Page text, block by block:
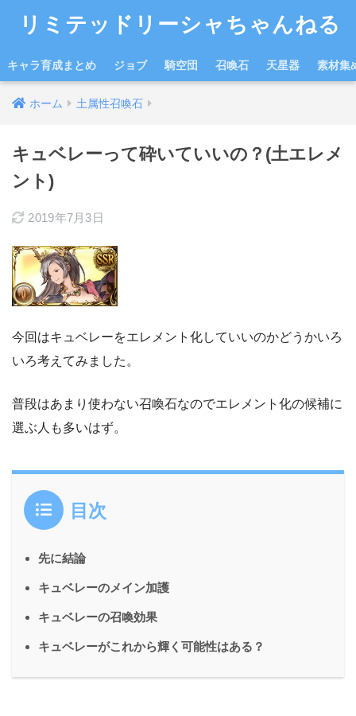
リミテッドリーシャちゃんねる
キャラ育成まとめ ジョブ 騎空団 召喚石 天星器 素材集
ホーム 土属性召喚石
キュベレーって砕いていいの？(土エレメ
ント)
2019年7月3日
今回はキュベレーをエレメント化していいのかどうかいろ
いろ考えてみました。
普段はあまり使わない召喚石なのでエレメント化の候補に
選ぶ人も多いはず。
目次
先に結論
キュベレーのメイン加護
キュベレーの召喚効果
キュベレーがこれから輝く可能性はある？